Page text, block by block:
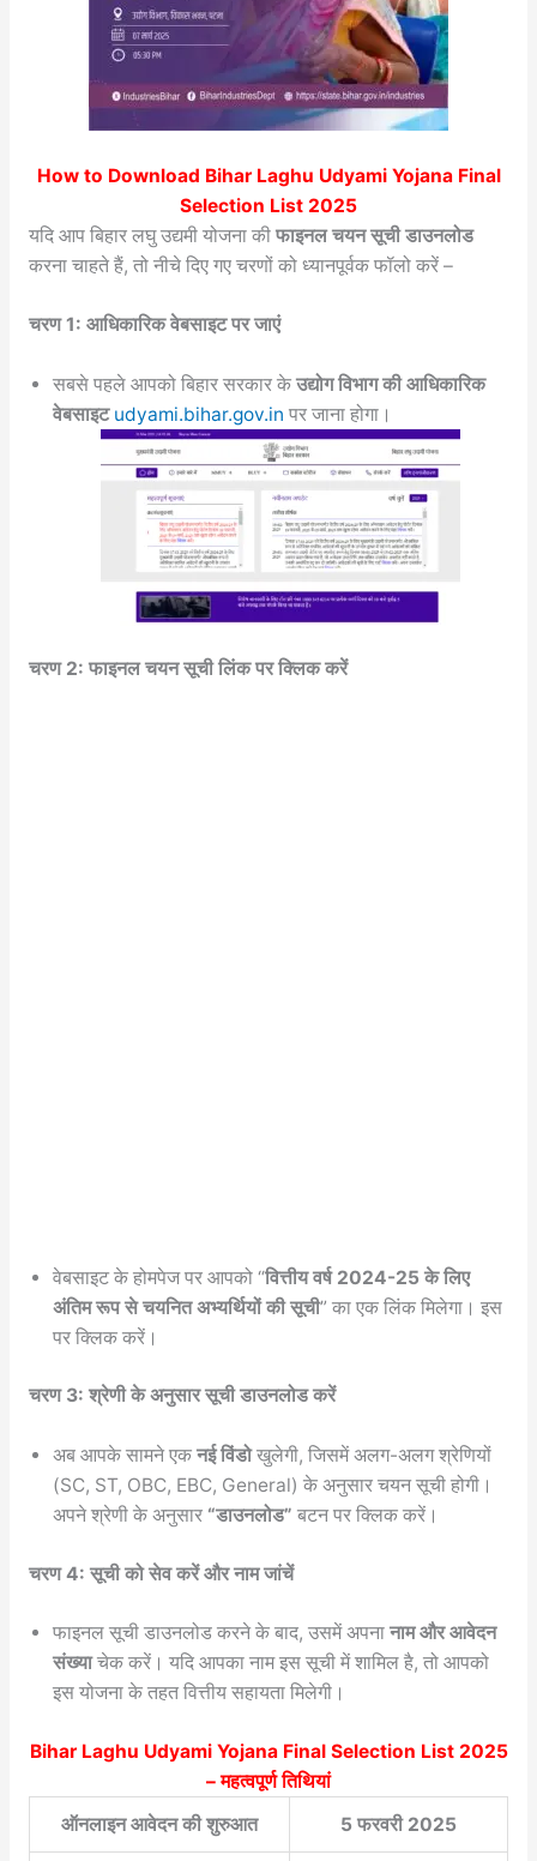
How to Download Bihar Laghu Udyami Yojana Final
Selection List 2025
यदि आप बिहार लघु उद्यमी योजना की फाइनल चयन सूची डाउनलोड
करना चाहते हैं, तो नीचे दिए गए चरणों को ध्यानपूर्वक फॉलो करें –
चरण 1: आधिकारिक वेबसाइट पर जाएं
सबसे पहले आपको बिहार सरकार के उद्योग विभाग की आधिकारिक
वेबसाइट udyami.bihar.gov.in पर जाना होगा।
चरण 2: फाइनल चयन सूची लिंक पर क्लिक करें
वेबसाइट के होमपेज पर आपको “वित्तीय वर्ष 2024-25 के लिए
अंतिम रूप से चयनित अभ्यर्थियों की सूची” का एक लिंक मिलेगा। इस
पर क्लिक करें।
चरण 3: श्रेणी के अनुसार सूची डाउनलोड करें
अब आपके सामने एक नई विंडोखुलेगी, जिसमें अलग-अलग श्रेणियों
(SC, ST, OBC, EBC, General) के अनुसार चयन सूची होगी।
अपने श्रेणी के अनुसार “डाउनलोड” बटन पर क्लिक करें।
चरण 4: सूची को सेव करें और नाम जांचें
फाइनल सूची डाउनलोड करने के बाद, उसमें अपना नाम और आवेदन
संख्याचेक करें। यदि आपका नाम इस सूची में शामिल है, तो आपको
इस योजना के तहत वित्तीय सहायता मिलेगी।
Bihar Laghu Udyami Yojana Final Selection List 2025
– महत्वपूर्ण तिथियां
ऑनलाइन आवेदन की शुरुआत
5 फरवरी 2025